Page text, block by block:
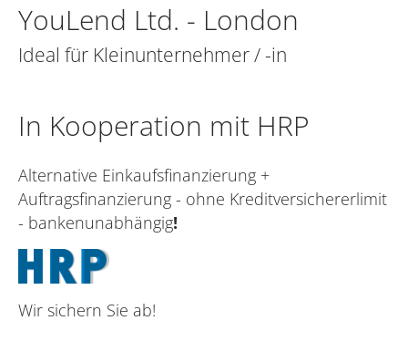
YouLend Ltd. - London
Ideal für Kleinunternehmer / -in
In Kooperation mit HRP
Alternative Einkaufsfinanzierung +
Auftragsfinanzierung - ohne Kreditversichererlimit
- bankenunabhängig!
Wir sichern Sie ab!